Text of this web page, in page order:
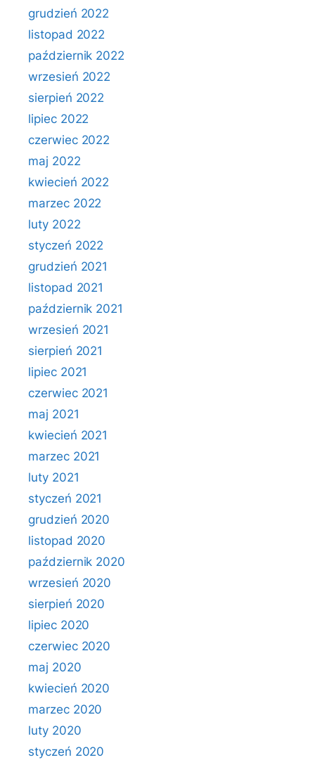
grudzień 2022
listopad 2022
październik 2022
wrzesień 2022
sierpień 2022
lipiec 2022
czerwiec 2022
maj 2022
kwiecień 2022
marzec 2022
luty 2022
styczeń 2022
grudzień 2021
listopad 2021
październik 2021
wrzesień 2021
sierpień 2021
lipiec 2021
czerwiec 2021
maj 2021
kwiecień 2021
marzec 2021
luty 2021
styczeń 2021
grudzień 2020
listopad 2020
październik 2020
wrzesień 2020
sierpień 2020
lipiec 2020
czerwiec 2020
maj 2020
kwiecień 2020
marzec 2020
luty 2020
styczeń 2020